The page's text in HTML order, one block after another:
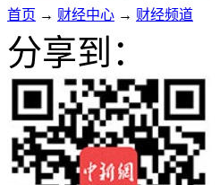
首页 → 财经中心 → 财经频道
分享到：